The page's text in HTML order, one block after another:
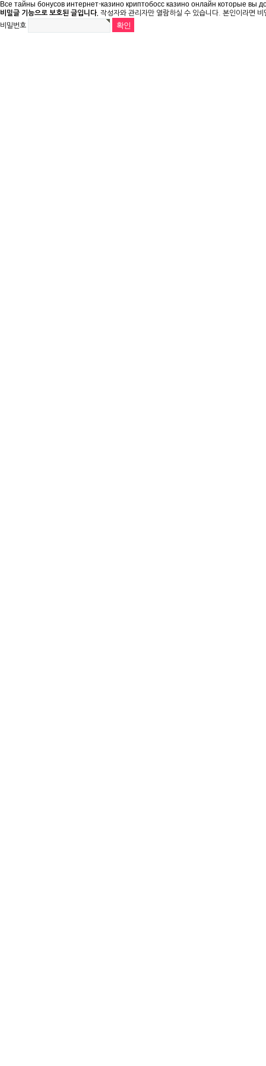
Все тайны бонусов интернет-казино криптобосс казино онлайн которые вы
비밀글 기능으로 보호된 글입니다. 작성자와 관리자만 열람하실 수 있습니다. 본인이라면
비밀번호